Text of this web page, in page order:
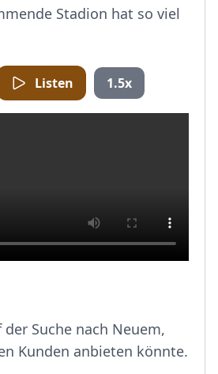
Stadion hat so viel
Listen 1.5x
Suche nach Neuem,
Kunden anbieten könnte.